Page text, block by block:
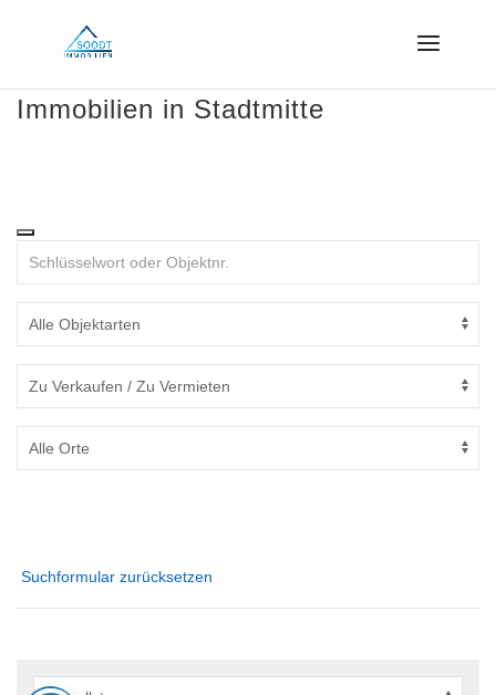
Immobilien in Stadtmitte
Suchformular zurücksetzen